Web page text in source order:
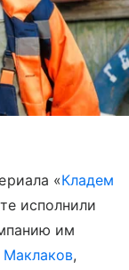
«Кладем
исполнили
им
,